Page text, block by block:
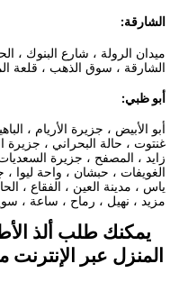
الشارقة:
ميدان الرولة ، شارع البنوك ،
الشارقة ، سوق الذهب ، قلعة
أبو ظبي:
أبو الأبيض ، جزيرة الأريام ،
غنتوت ، حالة البحراني ، جزيرة
زايد ، المصفح ، جزيرة
الغويفات ، حبشان ، واحة ليوا
ياس ، مدينة العين ، الفقاع ،
مزيد ، نهيل ، رماح ، ساعة ،
يمكنك طلب ألذ
المنزل عبر